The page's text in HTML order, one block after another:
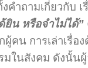
คำถามเกี่ยวกับ
ยิน หรือจำไม่ได้”
คน การเล่าเรื่
มในสังคม ดังนั้